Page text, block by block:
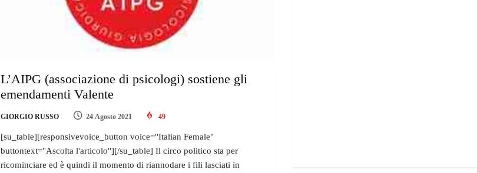
L’AIPG (associazione di psicologi) sostiene gli
emendamenti Valente
GIORGIO RUSSO 24 Agosto 2021 49
[su_table][responsivevoice_button voice="Italian Female"
buttontext="Ascolta l'articolo"][/su_table] Il circo politico sta per
ricominciare ed è quindi il momento di riannodare i fili lasciati in